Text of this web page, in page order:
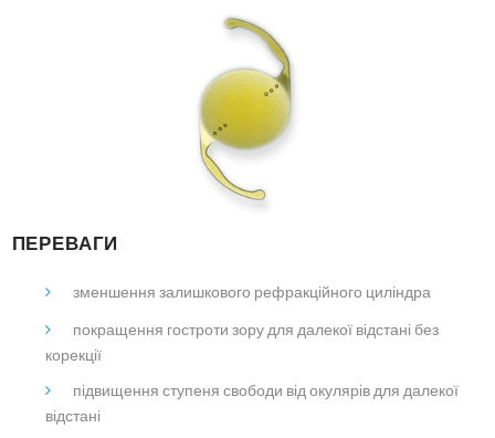
ПЕРЕВАГИ
зменшення залишкового рефракційного циліндра
покращення гостроти зору для далекої відстані без
корекції
підвищення ступеня свободи від окулярів для далекої
відстані